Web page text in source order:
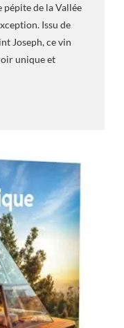
pépite de la Vallée
Issu de
Joseph, ce vin
unique et